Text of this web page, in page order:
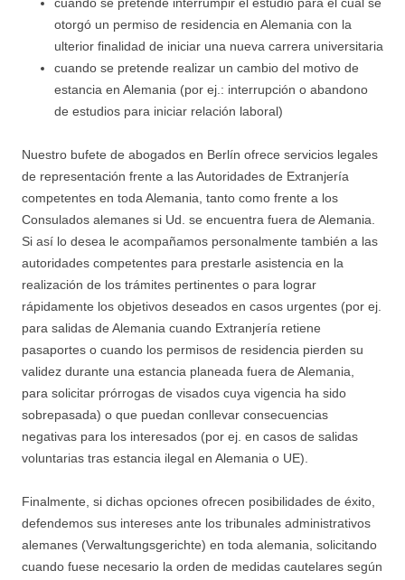
otorgó un permiso de residencia en Alemania con la
ulterior finalidad de iniciar una nueva carrera universitaria
cuando se pretende realizar un cambio del motivo de
estancia en Alemania (por ej.: interrupción o abandono
de estudios para iniciar relación laboral)
Nuestro bufete de abogados en Berlín ofrece servicios legales
de representación frente a las Autoridades de Extranjería
competentes en toda Alemania, tanto como frente a los
Consulados alemanes si Ud. se encuentra fuera de Alemania.
Si así lo desea le acompañamos personalmente también a las
autoridades competentes para prestarle asistencia en la
realización de los trámites pertinentes o para lograr
rápidamente los objetivos deseados en casos urgentes (por ej.
para salidas de Alemania cuando Extranjería retiene
pasaportes o cuando los permisos de residencia pierden su
validez durante una estancia planeada fuera de Alemania,
para solicitar prórrogas de visados cuya vigencia ha sido
sobrepasada) o que puedan conllevar consecuencias
negativas para los interesados (por ej. en casos de salidas
voluntarias tras estancia ilegal en Alemania o UE).
Finalmente, si dichas opciones ofrecen posibilidades de éxito,
defendemos sus intereses ante los tribunales administrativos
alemanes (Verwaltungsgerichte) en toda alemania, solicitando
cuando fuese necesario la orden de medidas cautelares según